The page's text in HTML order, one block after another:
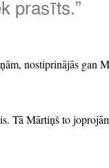
prasīts.”
nostiprinājās gan
Tā Mārtiņš to